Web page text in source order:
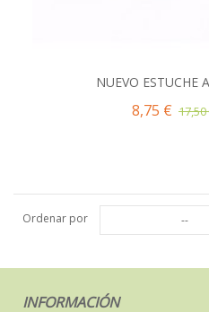
NUEVO ESTUCHE
8,75 € 17,50
Ordenar por --
INFORMACIÓN